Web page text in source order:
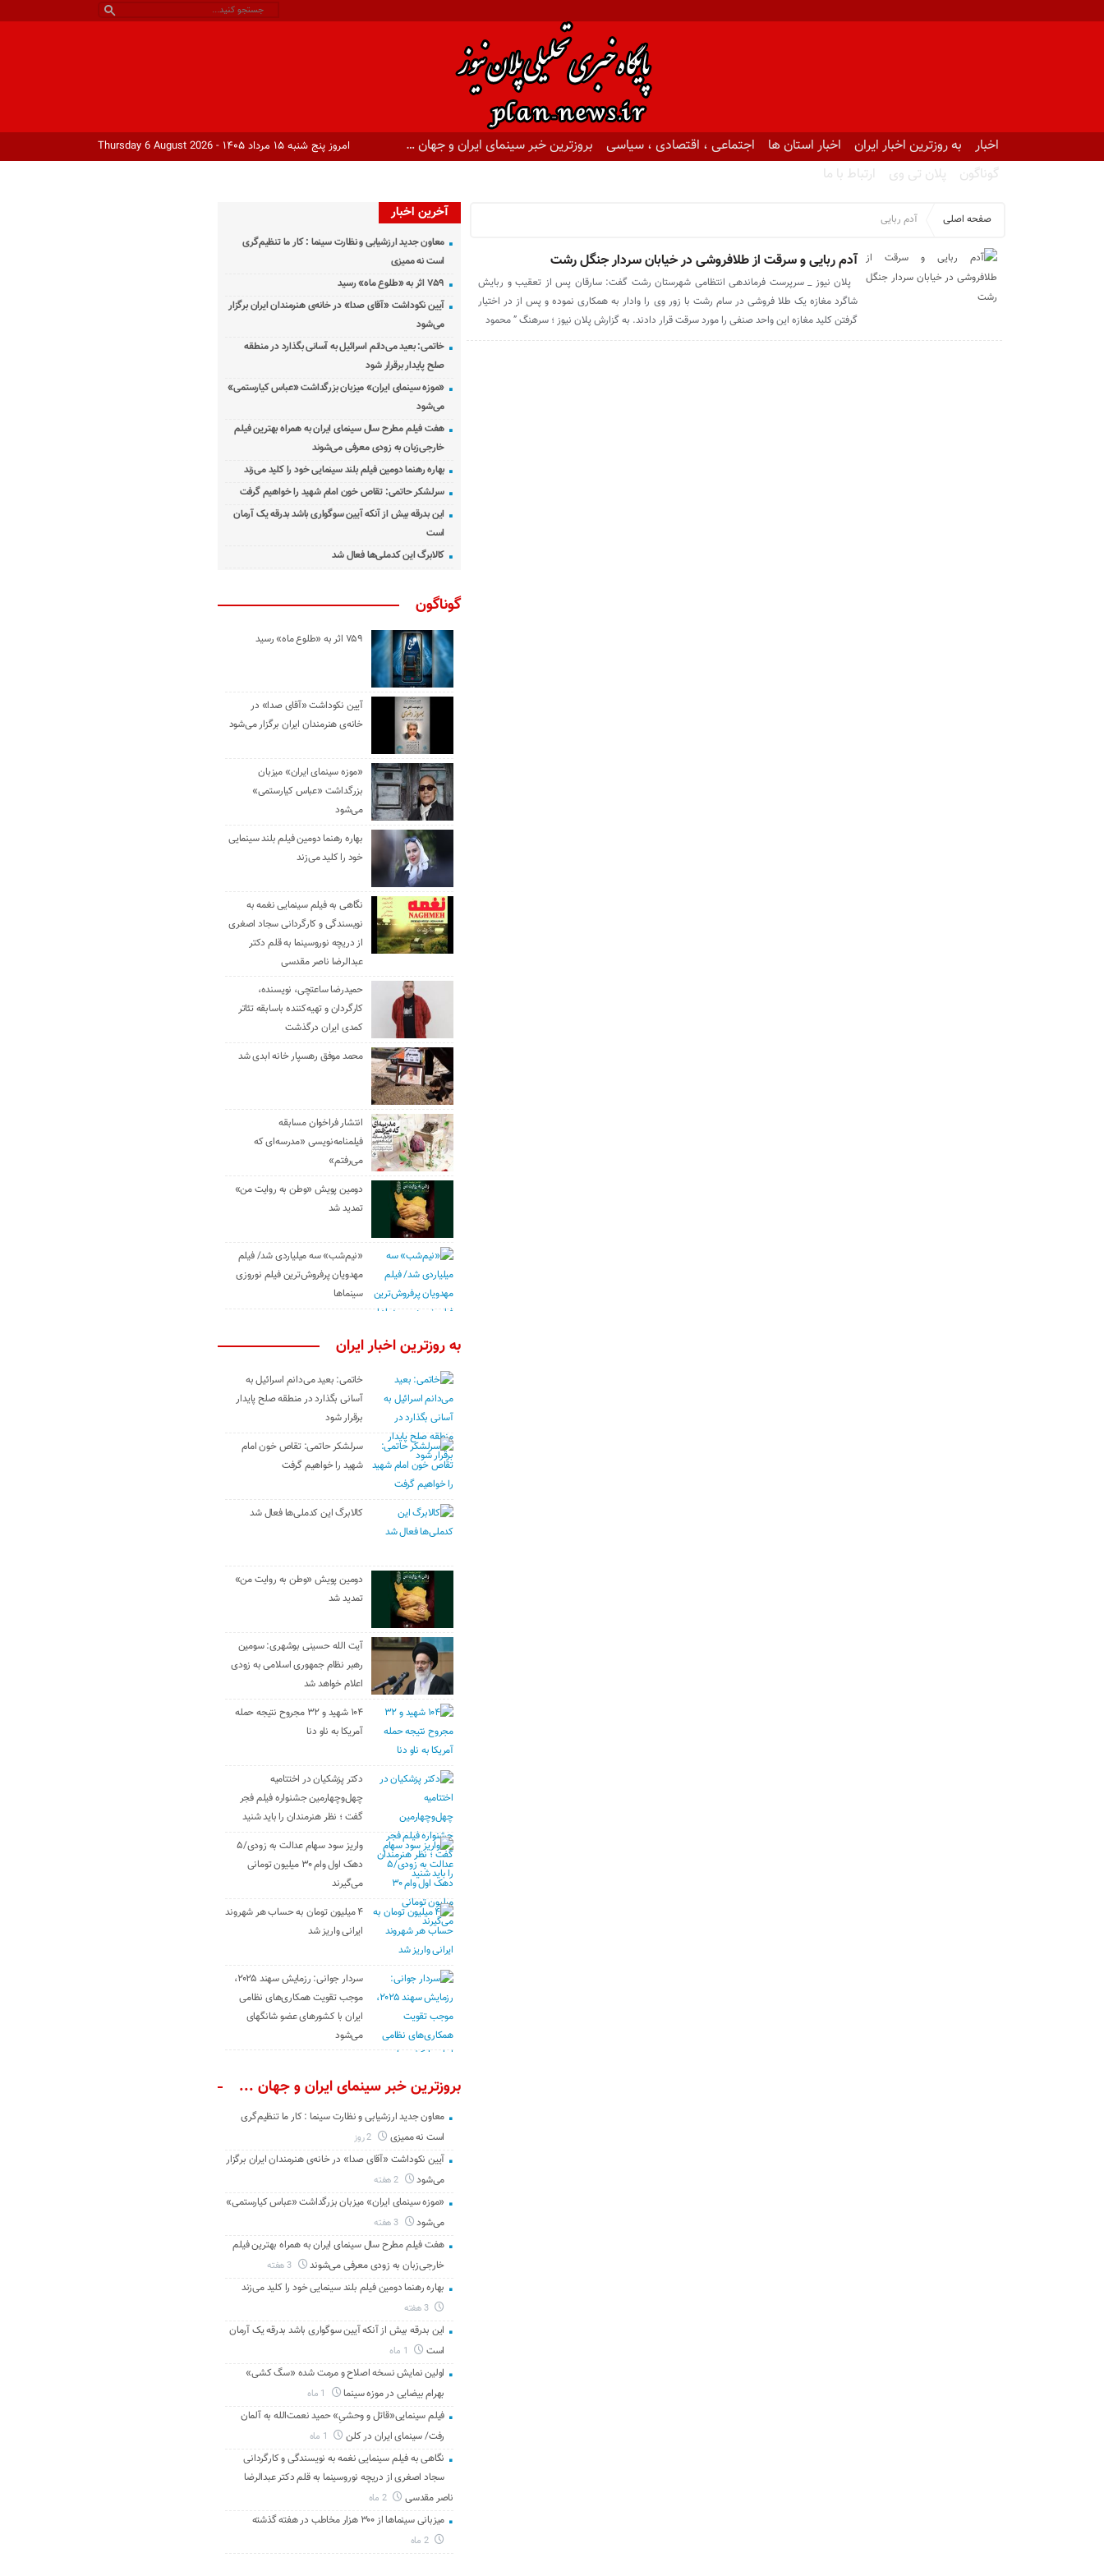
اخبار به روزترین اخبار ایران اخبار استان ها اجتماعی ، اقتصادی ، سیاسی
بروزترین خبر سینمای ایران و جهان …
گوناگون
پلان تی وی ارتباط با ما
امروز پنج شنبه ۱۵ مرداد ۱۴۰۵ - Thursday 6 August 2026
صفحه اصلی آدم ربایی
آدم ربایی و سرقت از طلافروشی در خیابان سردار جنگل رشت
پلان نیوز _ سرپرست فرماندهی انتظامی شهرستان رشت گفت: سارقان پس از تعقیب و ربایش
شاگرد مغازه یک طلا فروشی در سام رشت با زور وی را وادار به همکاری نموده و پس از در اختیار
گرفتن کلید مغازه این واحد صنفی را مورد سرقت قرار دادند. به گزارش پلان نیوز ؛ سرهنگ ” محمود
آخرین اخبار
معاون جدید ارزشیابی و نظارت سینما : کار ما تنظیم‌گری
است نه ممیزی
۷۵۹ اثر به «طلوع ماه» رسید
آیین نکوداشت «آقای صدا» در خانه‌ی هنرمندان ایران برگزار
می‌شود
خاتمی: بعید می‌دانم اسرائیل به آسانی بگذارد در منطقه
صلح پایدار برقرار شود
«موزه سینمای ایران» میزبان بزرگداشت «عباس کیارستمی»
می‌شود
هفت فیلم مطرح سال سینمای ایران به همراه بهترین فیلم
خارجی‌زبان به زودی معرفی می‌شوند
بهاره رهنما دومین فیلم بلند سینمایی خود را کلید می‌زند
سرلشکر حاتمی: تقاص خون امام شهید را خواهیم گرفت
این بدرقه بیش از آنکه آیین سوگواری باشد بدرقه یک آرمان
است
کالابرگ این کدملی‌ها فعال شد
گوناگون
۷۵۹ اثر به «طلوع ماه» رسید
آیین نکوداشت «آقای صدا» در
خانه‌ی هنرمندان ایران برگزار می‌شود
«موزه سینمای ایران» میزبان
بزرگداشت «عباس کیارستمی»
می‌شود
بهاره رهنما دومین فیلم بلند سینمایی
خود را کلید می‌زند
نگاهی به فیلم سینمایی نغمه به
نویسندگی و کارگردانی سجاد اصغری
از دریچه نوروسینما به قلم دکتر
عبدالرضا ناصر مقدسی
حمیدرضا ساعتچی، نویسنده،
کارگردان و تهیه‌کننده باسابقه تئاتر
کمدی ایران درگذشت
محمد موفق رهسپار خانه ابدی شد
انتشار فراخوان مسابقه
فیلمنامه‌نویسی «مدرسه‌ای که
می‌رفتم»
دومین پویش «وطن به روایت من»
تمدید شد
«نیم‌شب» سه میلیاردی شد/ فیلم
مهدویان پرفروش‌ترین فیلم نوروزی
سینماها
به روزترین اخبار ایران
خاتمی: بعید می‌دانم اسرائیل به
آسانی بگذارد در منطقه صلح پایدار
برقرار شود
سرلشکر حاتمی: تقاص خون امام
شهید را خواهیم گرفت
کالابرگ این کدملی‌ها فعال شد
دومین پویش «وطن به روایت من»
تمدید شد
آیت الله حسینی بوشهری: سومین
رهبر نظام جمهوری اسلامی به زودی
اعلام خواهد شد
۱۰۴ شهید و ۳۲ مجروح نتیجه حمله
آمریکا به ناو دنا
دکتر پزشکیان در اختتامیه
چهل‌وچهارمین جشنواره فیلم فجر
گفت ؛ نظر هنرمندان را باید شنید
واریز سود سهام عدالت به زودی/۵
دهک اول وام ۳۰ میلیون تومانی
می‌گیرند
۴ میلیون تومان به حساب هر شهروند
ایرانی واریز شد
سردار جوانی: رزمایش سهند ۲۰۲۵،
موجب تقویت همکاری‌های نظامی
ایران با کشور‌های عضو شانگهای
می‌شود
بروزترین خبر سینمای ایران و جهان ...
معاون جدید ارزشیابی و نظارت سینما : کار ما تنظیم‌گری
است نه ممیزی
آیین نکوداشت «آقای صدا» در خانه‌ی هنرمندان ایران برگزار
می‌شود
2 هفته
«موزه سینمای ایران» میزبان بزرگداشت «عباس کیارستمی»
می‌شود
3 هفته
هفت فیلم مطرح سال سینمای ایران به همراه بهترین فیلم
خارجی‌زبان به زودی معرفی می‌شوند
3 هفته
بهاره رهنما دومین فیلم بلند سینمایی خود را کلید می‌زند
3 هفته
این بدرقه بیش از آنکه آیین سوگواری باشد بدرقه یک آرمان
است
اولین نمایش نسخه اصلاح و مرمت شده «سگ کشی»
بهرام بیضایی در موزه سینما
فیلم سینمایی«قاتل و وحشیِ» حمید نعمت‌الله به آلمان
رفت/ سینمای ایران در کلن
نگاهی به فیلم سینمایی نغمه به نویسندگی و کارگردانی
سجاد اصغری از دریچه نوروسینما به قلم دکتر عبدالرضا
ناصر مقدسی
2 ماه
میزبانی سینماها از ۳۰۰ هزار مخاطب در هفته گذشته
2 ماه